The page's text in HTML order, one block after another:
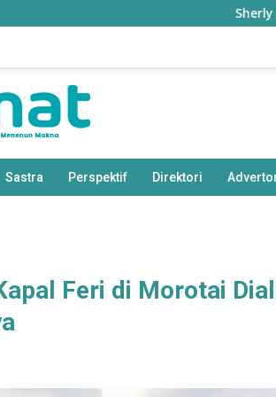
Sherly
Sastra Perspektif Direktori
Feri di Morotai